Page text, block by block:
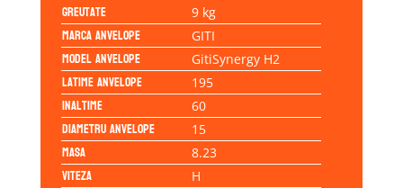
Greutate 9 kg
Marca anvelope GITI
Model anvelope GitiSynergy H2
Latime anvelope 195
Inaltime 60
Diametru anvelope 15
Masa 8.23
Viteza H